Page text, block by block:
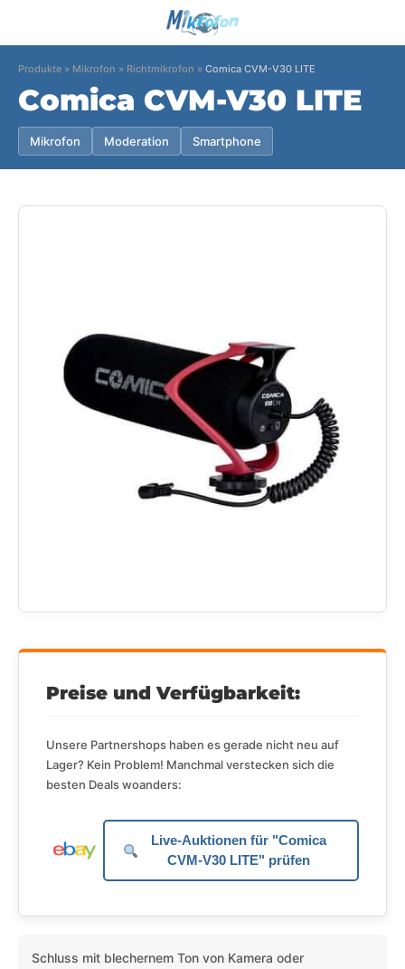
Produkte » Mikrofon » Richtmikrofon » Comica CVM-V30 LITE
Comica CVM-V30 LITE
Mikrofon Moderation Smartphone
Preise und Verfügbarkeit:
Unsere Partnershops haben es gerade nicht neu auf
Lager? Kein Problem! Manchmal verstecken sich die
besten Deals woanders:
Live-Auktionen für "Comica
CVM-V30 LITE" prüfen
Schluss mit blechernem Ton von Kamera oder